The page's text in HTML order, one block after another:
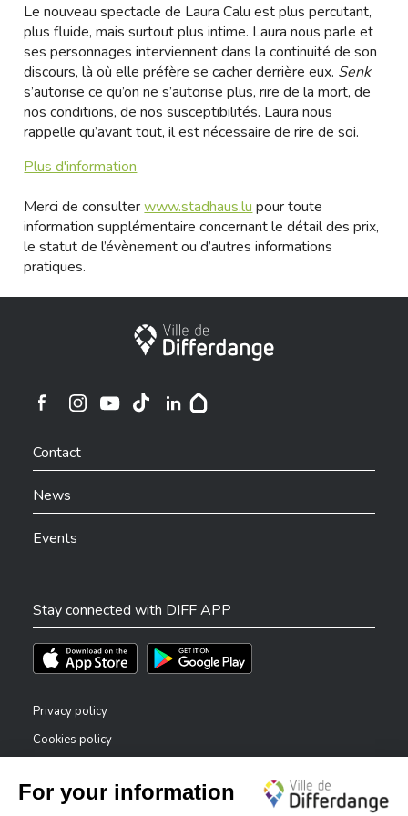
Le nouveau spectacle de Laura Calu est plus percutant,
plus fluide, mais surtout plus intime. Laura nous parle et
ses personnages interviennent dans la continuité de son
discours, là où elle préfère se cacher derrière eux. Senk
s’autorise ce qu’on ne s’autorise plus, rire de la mort, de
nos conditions, de nos susceptibilités. Laura nous
rappelle qu’avant tout, il est nécessaire de rire de soi.
Plus d'information
Merci de consulterwww.stadhaus.lu pour toute
information supplémentaire concernant le détail des prix,
le statut de l’évènement ou d’autres informations
pratiques.
City of Differdange
Ville de Differdange sur Instagram
Contact
News
Events
Stay connected with DIFF APP
Téléchargez l'app sur l'App StoreTéléchargez l'app sur Play Store
Privacy policy
Cookies policy
Accessibility statement